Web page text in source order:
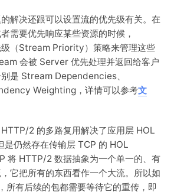
解决还跟可以设置流的优先级有关。在
需要优先响应某些资源的时候，
（Stream Priority）策略来管理这些
会被 Server 优先处理并返回给客户
是 Stream Dependencies、
Weighting，详情可以参考文
2 的多路复用解决了应用层 HOL
仍然存在传输层 TCP 的 HOL
将 HTTP/2 数据抽象为一个单一的、有
它把所有的东西看作一个大流。所以如
所有后续的包都需要等待它的重传，即